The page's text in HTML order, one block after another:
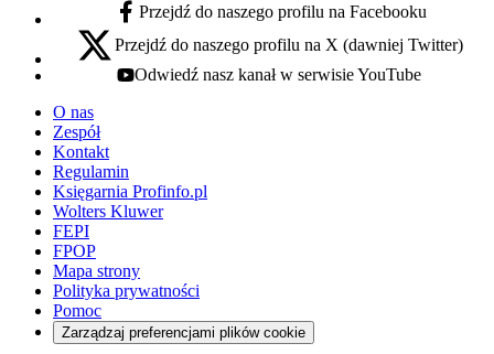
facebook - otwiera się w nowej karcie
Przejdź do naszego profilu na Facebooku
x - otwiera się w nowej karcie
Przejdź do naszego profilu na X (dawniej Twitter)
youtube - otwiera się w nowej karcie
Odwiedź nasz kanał w serwisie YouTube
O nas
Zespół
Kontakt
Regulamin
Księgarnia Profinfo.pl
Wolters Kluwer
FEPI
FPOP
Mapa strony
Polityka prywatności
Pomoc
Zarządzaj preferencjami plików cookie